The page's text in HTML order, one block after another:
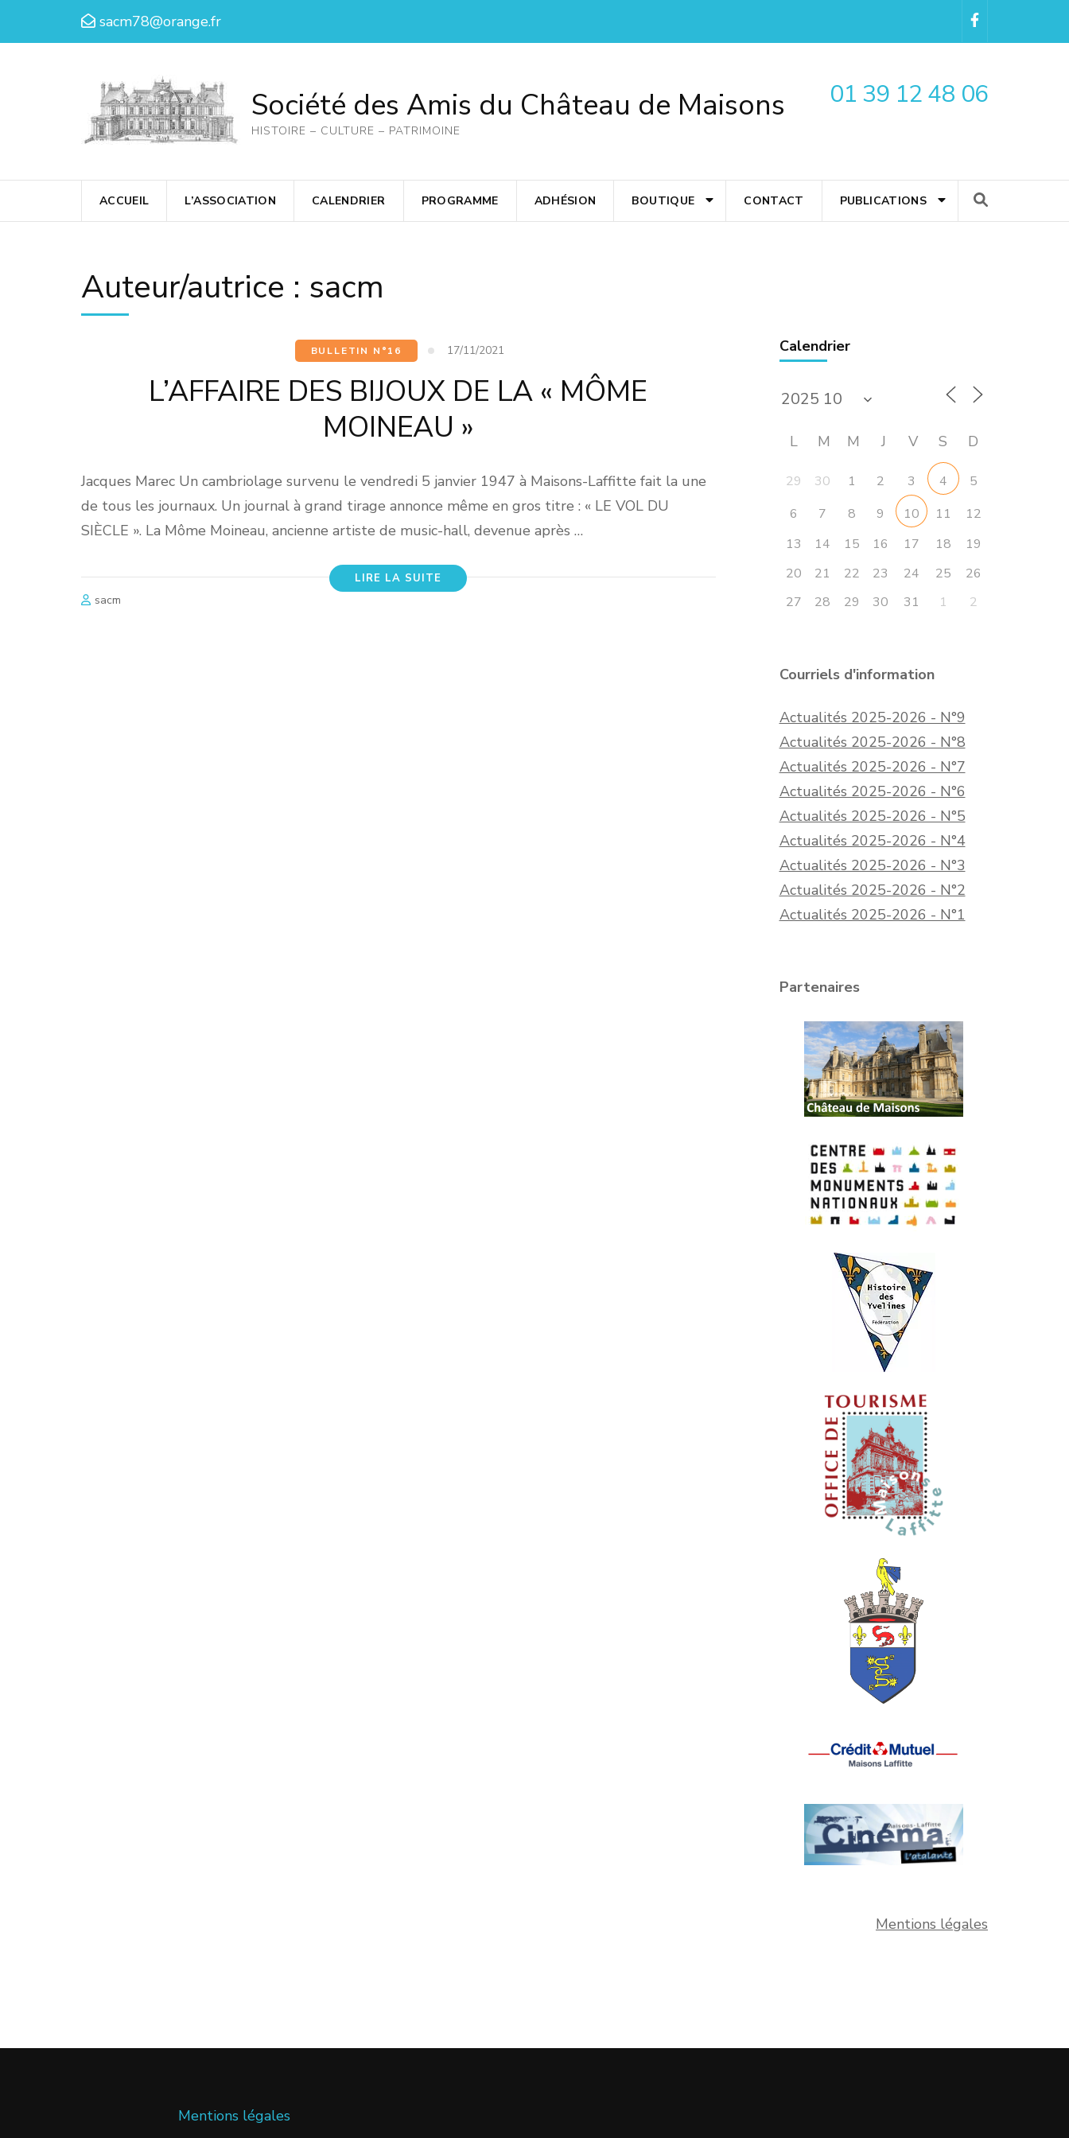
sacm78@orange.fr
Société des Amis du Château de Maisons
HISTOIRE – CULTURE – PATRIMOINE
01 39 12 48 06
ACCUEIL L’ASSOCIATION CALENDRIER PROGRAMME ADHÉSION BOUTIQUE CONTACT PUBLICATIONS
Auteur/autrice : sacm
BULLETIN N°16 17/11/2021
L’AFFAIRE DES BIJOUX DE LA « MÔME
MOINEAU »
Jacques Marec Un cambriolage survenu le vendredi 5 janvier 1947 à Maisons-Laffitte fait la une
de tous les journaux. Un journal à grand tirage annonce même en gros titre : « LE VOL DU
SIЀCLE ». La Môme Moineau, ancienne artiste de music-hall, devenue après …
LIRE LA SUITE
sacm
Calendrier
L M M J V S D
29 30 1 2 3 4
5
6
7 8 9 10 11
12
13
14 15 16 17 18
19
20
21 22 23 24 25
26
27
28 29 30 31 1 2
Courriels d'information
Actualités 2025-2026 - N°9
Actualités 2025-2026 - N°8
Actualités 2025-2026 - N°7
Actualités 2025-2026 - N°6
Actualités 2025-2026 - N°5
Actualités 2025-2026 - N°4
Actualités 2025-2026 - N°3
Actualités 2025-2026 - N°2
Actualités 2025-2026 - N°1
Partenaires
Mentions légales
Mentions légales